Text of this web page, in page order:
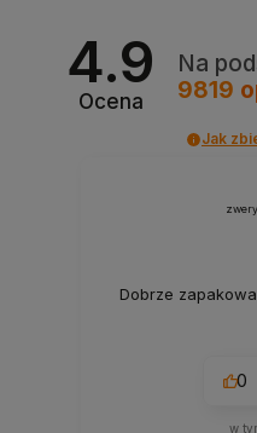
4.9
Ocena
Na
9819
Jak
Dobrze
0
w